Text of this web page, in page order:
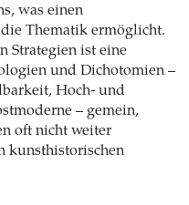
was einen
Thematik ermöglicht.
Strategien ist eine
und Dichotomien –
Hoch- und
– gemein,
oft nicht weiter
kunsthistorischen